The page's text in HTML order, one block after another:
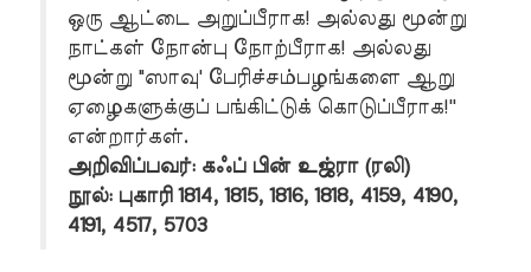
ஒரு ஆட்டை அறுப்பீராக! அல்லது மூன்று
நாட்கள் நோன்பு நோற்பீராக! அல்லது
மூன்று "ஸாவு' பேரிச்சம்பழங்களை ஆறு
ஏழைகளுக்குப் பங்கிட்டுக் கொடுப்பீராக!''
என்றார்கள்.
அறிவிப்பவர்: கஃப் பின் உஜ்ரா (ரலி)
நூல்: புகாரி 1814, 1815, 1816, 1818, 4159, 4190,
4191, 4517, 5703